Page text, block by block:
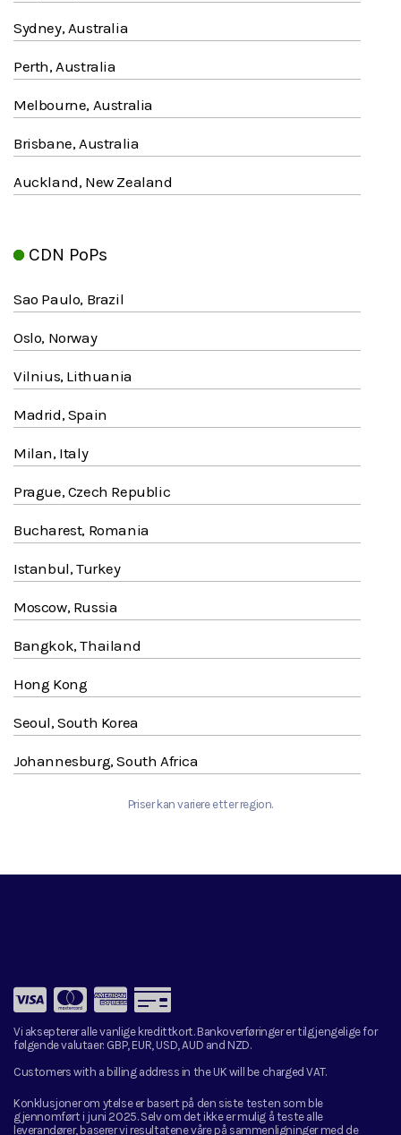
Sydney, Australia
Perth, Australia
Melbourne, Australia
Brisbane, Australia
Auckland, New Zealand
CDN PoPs
Sao Paulo, Brazil
Oslo, Norway
Vilnius, Lithuania
Madrid, Spain
Milan, Italy
Prague, Czech Republic
Bucharest, Romania
Istanbul, Turkey
Moscow, Russia
Bangkok, Thailand
Hong Kong
Seoul, South Korea
Johannesburg, South Africa
Priser kan variere etter region.
Vi aksepterer alle vanlige kredittkort. Bankoverføringer er tilgjengelige for
følgende valutaer: GBP, EUR, USD, AUD and NZD.
Customers with a billing address in the UK will be charged VAT.
Konklusjoner om ytelse er basert på den siste testen som ble
gjennomført i juni 2025. Selv om det ikke er mulig å teste alle
leverandører, baserer vi resultatene våre på sammenligninger med de